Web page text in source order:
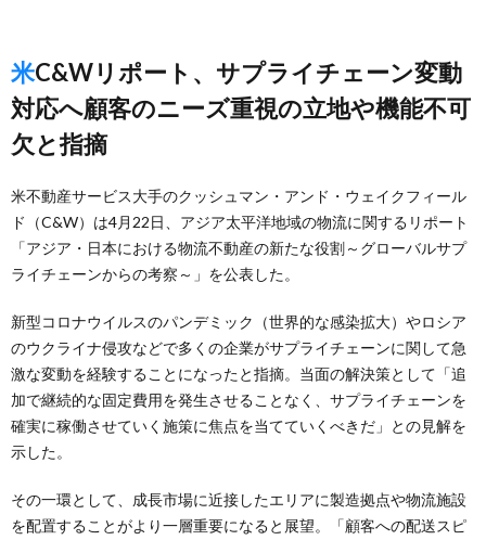
米C&Wリポート、サプライチェーン変動
対応へ顧客のニーズ重視の立地や機能不可
欠と指摘
米不動産サービス大手のクッシュマン・アンド・ウェイクフィール
ド（C&W）は4月22日、アジア太平洋地域の物流に関するリポート
「アジア・日本における物流不動産の新たな役割～グローバルサプ
ライチェーンからの考察～」を公表した。
新型コロナウイルスのパンデミック（世界的な感染拡大）やロシア
のウクライナ侵攻などで多くの企業がサプライチェーンに関して急
激な変動を経験することになったと指摘。当面の解決策として「追
加で継続的な固定費用を発生させることなく、サプライチェーンを
確実に稼働させていく施策に焦点を当てていくべきだ」との見解を
示した。
その一環として、成長市場に近接したエリアに製造拠点や物流施設
を配置することがより一層重要になると展望。「顧客への配送スピ